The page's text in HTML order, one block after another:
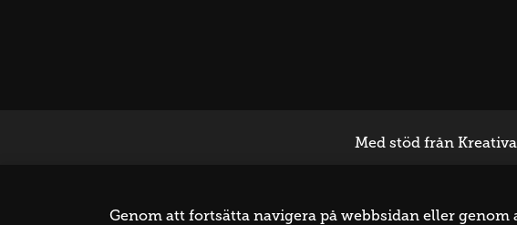
Med stöd från
Genom att fortsätta navigera på webbsidan eller